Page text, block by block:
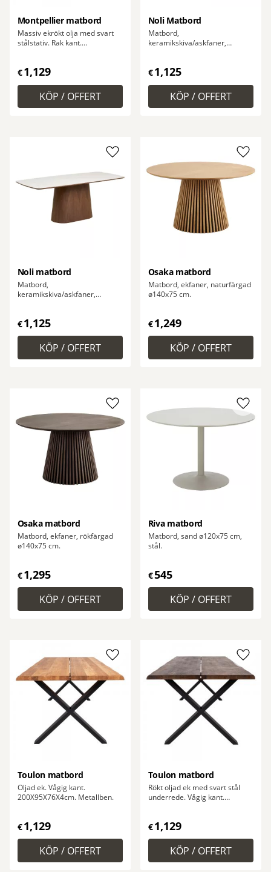
Montpellier matbord
Massiv ekrökt olja med svart
stålstativ. Rak kant.
€1,129
Noli Matbord
Matbord,
keramikskiva/askfaner,
€1,125
Noli matbord
Matbord,
keramikskiva/askfaner,
€1,125
Lägg till i favoriter
Osaka matbord
Matbord, ekfaner, naturfärgad
ø140x75 cm.
€1,249
Lägg
Osaka matbord
Matbord, ekfaner, rökfärgad
ø140x75 cm.
€1,295
Lägg till i favoriter
Riva matbord
Matbord, sand ø120x75 cm,
stål.
€545
Lägg
Toulon matbord
Oljad ek. Vågig kant.
200X95X76X4cm. Metallben.
€1,129
Lägg till i favoriter
Toulon matbord
Rökt oljad ek med svart stål
underrede. Vågig kant.
€1,129
Lägg